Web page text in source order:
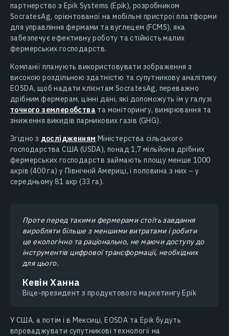
партнерство з Epik Systems (Epik), розробником
SocratesAg, орієнтованої на мобільні пристрої платформи
для управління фермами та вуглецем (FCMS), яка
забезпечує ефективну роботу та стійкість малих
фермерських господарств.
Компанії планують використовувати зображення з
високою роздільною здатністю та супутникову аналітику
EOSDA, щоб надати клієнтам SocratesAg, переважно
дрібним фермерам, цінні дані, які допоможуть їм у галузі
точного землеробства та моніторингу, вимірювання та
зниження викидів парникових газів (GHG).
Згідно з дослідженням Міністерства сільського
господарства США (USDA), понад 1,7 мільйона дрібних
фермерських господарств займають площу менше 1000
акрів (400 га) у Північній Америці, і половина з них – у
середньому 81 акр (33 га).
Проте перед такими фермерами стоїть завдання
виробляти більше з меншими витратами і робити
це екологічно та раціонально, не маючи доступу до
інструментів цифрової трансформації, необхідних
для цього.
Кевін Ханна
Віце-президент з продуктового маркетингу Epik
У США, а потім і в Мексиці, EOSDA та Epik будуть
впроваджувати супутникові технології на